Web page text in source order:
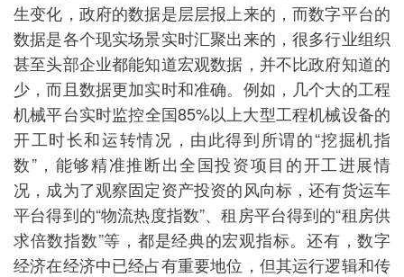
生变化，政府的数据是层层报上来的，而数字平台的
数据是各个现实场景实时汇聚出来的，很多行业组织
甚至头部企业都能知道宏观数据，并不比政府知道的
少，而且数据更加实时和准确。例如，几个大的工程
机械平台实时监控全国85%以上大型工程机械设备的
开工时长和运转情况，由此得到所谓的“挖掘机指
数”，能够精准推断出全国投资项目的开工进展情
况，成为了观察固定资产投资的风向标，还有货运车
平台得到的“物流热度指数”、租房平台得到的“租房供
求倍数指数”等，都是经典的宏观指标。还有，数字
经济在经济中已经占有重要地位，但其运行逻辑和传